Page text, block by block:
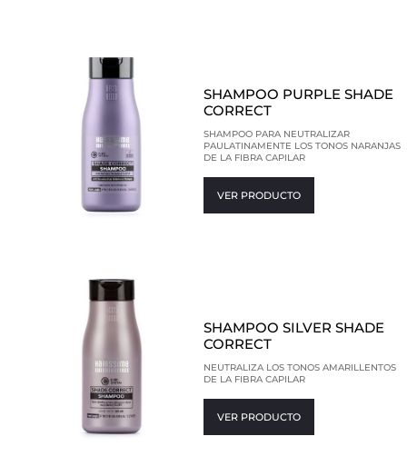
SHAMPOO PURPLE SHADE
CORRECT
SHAMPOO PARA NEUTRALIZAR
PAULATINAMENTE LOS TONOS NARANJAS
DE LA FIBRA CAPILAR
VER PRODUCTO
SHAMPOO SILVER SHADE
CORRECT
NEUTRALIZA LOS TONOS AMARILLENTOS
DE LA FIBRA CAPILAR
VER PRODUCTO